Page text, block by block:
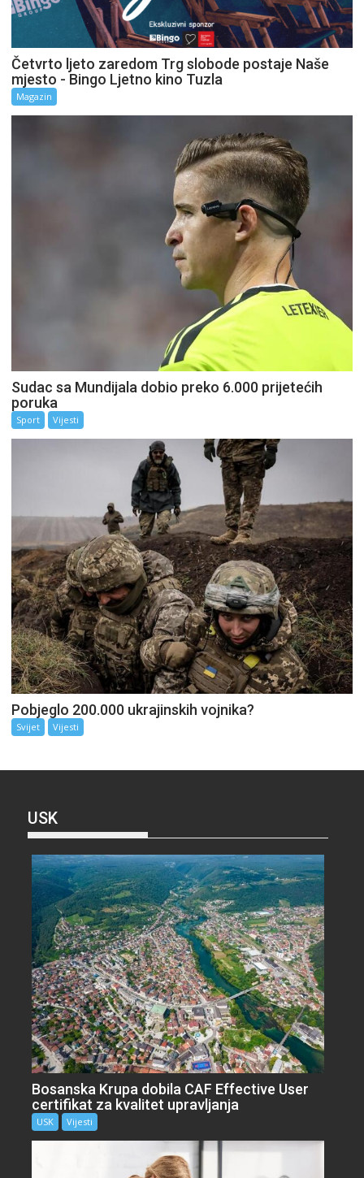
Četvrto ljeto zaredom Trg slobode postaje Naše
mjesto - Bingo Ljetno kino Tuzla
Magazin
Sudac sa Mundijala dobio preko 6.000 prijetećih
poruka
Sport Vijesti
Pobjeglo 200.000 ukrajinskih vojnika?
Svijet Vijesti
USK
Bosanska Krupa dobila CAF Effective User
certifikat za kvalitet upravljanja
USK Vijesti